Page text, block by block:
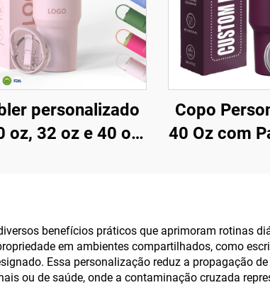
personalizado
oz, 32 oz e 40 oz
com alça
e tampa com
canudo
Copo
40 Oz com
Caneca de
Café,
para
benefícios práticos que aprimoram rotinas
em ambientes compartilhados, como
Essa personalização reduz a propagação
ou de saúde, onde a contaminação cruzada